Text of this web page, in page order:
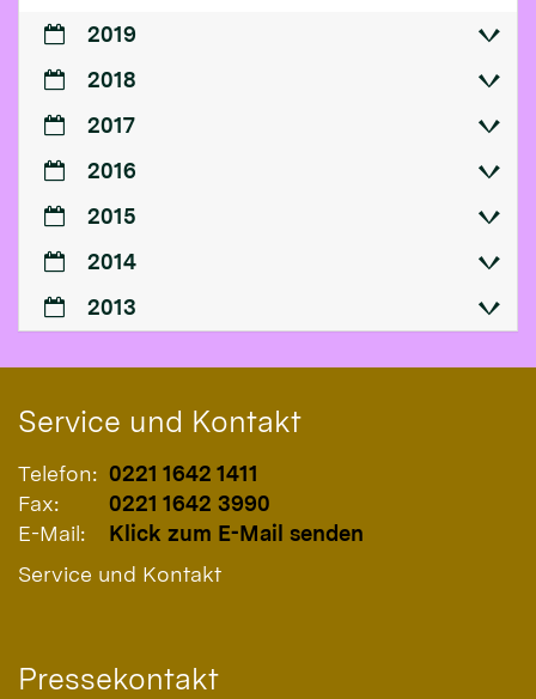
2019
2018
2017
2016
2015
2014
2013
Service und Kontakt
Telefon: 0221 1642 1411
Fax:
0221 1642 3990
E-Mail:
Klick zum E-Mail senden
Service und Kontakt
Pressekontakt